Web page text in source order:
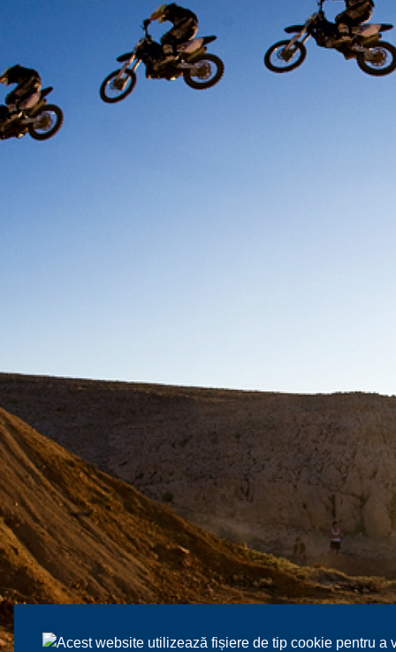
Acest website utilizează fișiere de tip cookie pentru